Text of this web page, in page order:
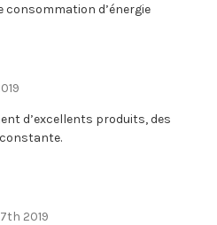
consommation d’énergie
d’excellents produits, des
2019